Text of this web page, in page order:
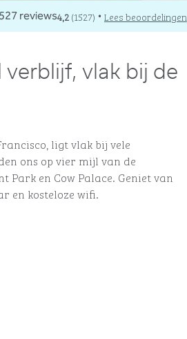
4,2(1527) • Lees beoordelingen
vlak bij de
ligt vlak bij vele
ons op vier mijl van de
Park en Cow Palace. Geniet van
en kosteloze wifi.